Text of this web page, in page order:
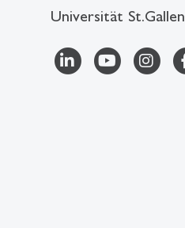
Universität St.Gallen